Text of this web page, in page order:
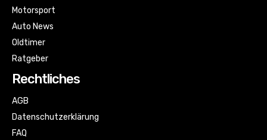
Motorsport
Auto News
Oldtimer
Ratgeber
Rechtliches
AGB
Datenschutzerklärung
FAQ